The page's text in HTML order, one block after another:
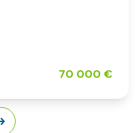
70 000 €